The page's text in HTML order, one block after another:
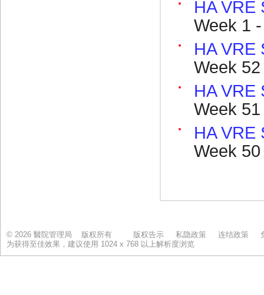
© 2026 醫院管理局 版权所有 版权告示 私隐政策 连结政策
为获得至佳效果，建议使用 1024 x 768 以上解析度浏览